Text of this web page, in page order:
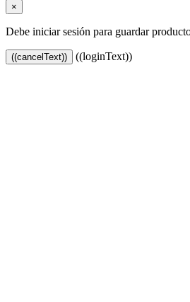
×
Debe iniciar sesión para guardar
((cancelText)) ((loginText))